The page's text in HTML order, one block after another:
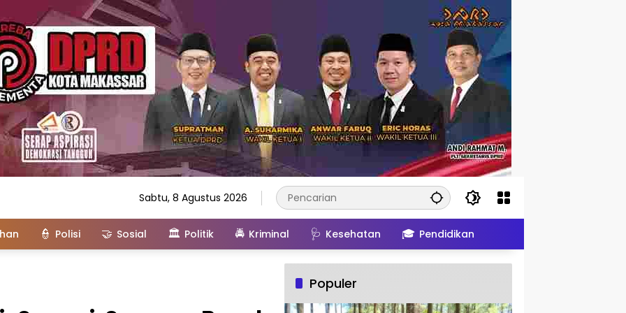
Sabtu, 8 Agustus 2026
👮 Polisi 🤝 Sosial 🏛️ Politik 🚔 Kriminal 🩺 Kesehatan 🎓 Pendidikan
Populer